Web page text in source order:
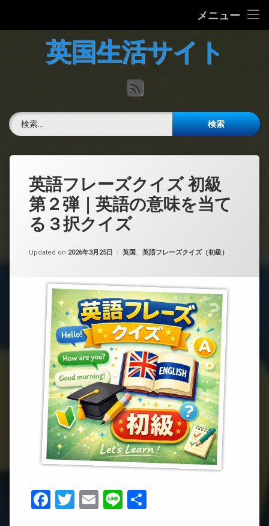
メニュー
英国の文化について
掲示板
英国生活サイト
RSS
英語フレーズクイズ 初級
第２弾｜英語の意味を当て
る３択クイズ
Updated on 2026年3月25日 カテゴリー:
英国 、 英語フレーズクイズ（初級）
Facebook
Twitter
Email
Line